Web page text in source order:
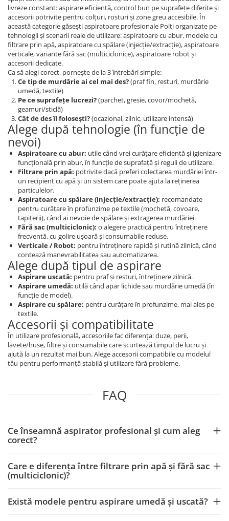
livreze constant: aspirare eficientă, control bun pe suprafețe diferite și
accesorii potrivite pentru colțuri, rosturi și zone greu accesibile. În
această categorie găsești aspiratoare profesionale Polti organizate pe
tehnologii și scenarii reale de utilizare: aspiratoare cu abur, modele cu
filtrare prin apă, aspiratoare cu spălare (injecție/extracție), aspiratoare
verticale, variante fără sac (multiciclonice), aspiratoare robot și
accesorii dedicate.
Ca să alegi corect, pornește de la 3 întrebări simple:
Ce tip de murdărie ai cel mai des?(praf fin, resturi, murdărie
umedă, textile)
Pe ce suprafețe lucrezi?(parchet, gresie, covor/mochetă,
geamuri/sticlă)
Cât de des îl folosești?(ocazional, zilnic, utilizare intensă)
Alege după tehnologie (în funcție de
nevoi)
Aspiratoare cu abur: utile când vrei curățare eficientă și igienizare
funcțională prin abur, în funcție de suprafață și reguli de utilizare.
Filtrare prin apă: potrivite dacă preferi colectarea murdăriei într-
un recipient cu apă și un sistem care poate ajuta la reținerea
particulelor.
Aspiratoare cu spălare (injecție/extracție): recomandate
pentru curățare în profunzime pe textile (mochetă, covoare,
tapițerii), când ai nevoie de spălare și extragerea murdăriei.
Fără sac (multiciclonic): o alegere practică pentru întreținere
frecventă, cu golire ușoară și consumabile reduse.
Verticale / Robot: pentru întreținere rapidă și rutină zilnică, când
contează manevrabilitatea sau automatizarea.
Alege după tipul de aspirare
Aspirare uscată: pentru praf și resturi, întreținere zilnică.
Aspirare umedă: utilă când apar lichide sau murdărie umedă (în
funcție de model).
Aspirare cu spălare: pentru curățare în profunzime, mai ales pe
textile.
Accesorii și compatibilitate
În utilizare profesională, accesoriile fac diferența: duze, perii,
lavete/huse, filtre și consumabile care scurtează timpul de lucru și
ajută la un rezultat mai bun. Alege accesorii compatibile cu modelul
tău pentru performanță stabilă și utilizare fără probleme.
FAQ
Ce înseamnă aspirator profesional și cum aleg
corect?
Care e diferența între filtrare prin apă și fără sac
(multiciclonic)?
Există modele pentru aspirare umedă și uscată?